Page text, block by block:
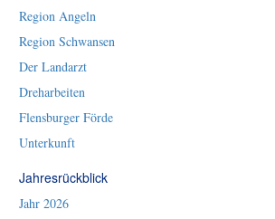
Region Angeln
Region Schwansen
Der Landarzt
Dreharbeiten
Flensburger Förde
Unterkunft
Jahresrückblick
Jahr 2026